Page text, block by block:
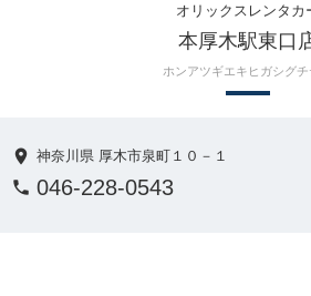
オリックスレンタカ
本厚木駅東口
ホンアツギエキヒガシグチ
神奈川県 厚木市泉町１０－１
046-228-0543